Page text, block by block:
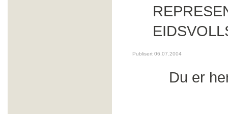
Publisert 06.07.2004
Du er